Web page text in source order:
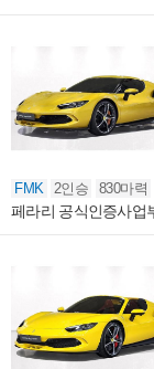
FMK 2인승 830마력
페라리 공식인증사업